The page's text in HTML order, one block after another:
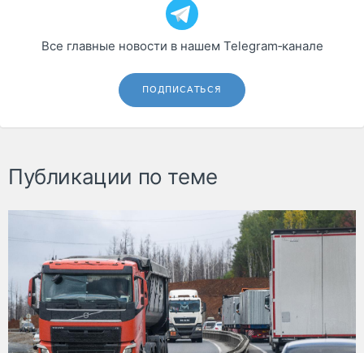
Все главные новости в нашем Telegram‑канале
ПОДПИСАТЬСЯ
Публикации по теме